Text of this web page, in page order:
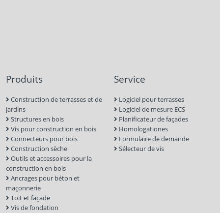
Produits
Construction de terrasses et de
jardins
Structures en bois
Vis pour construction en bois
Connecteurs pour bois
Construction sèche
Outils et accessoires pour la
construction en bois
Ancrages pour béton et
maçonnerie
Toit et façade
Vis de fondation
Service
Logiciel pour terrasses
Logiciel de mesure ECS
Planificateur de façades
Homologationes
Formulaire de demande
Sélecteur de vis